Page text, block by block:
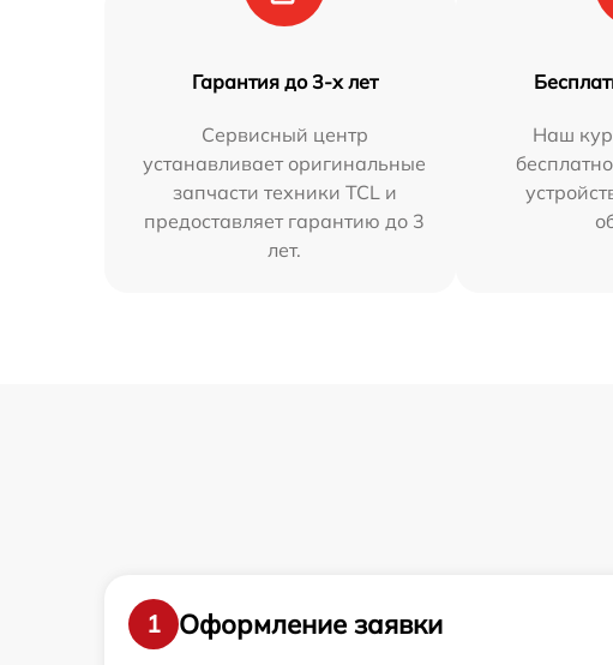
Гарантия до 3-х лет
Сервисный центр
устанавливает оригинальные
запчасти техники TCL и
предоставляет гарантию до 3
лет.
Наш
1
Оформление заявки